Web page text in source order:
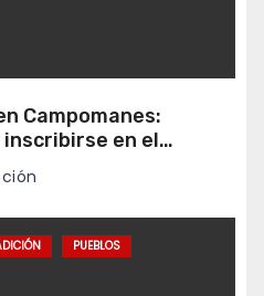
Campomanes:
en el
PUEBLOS